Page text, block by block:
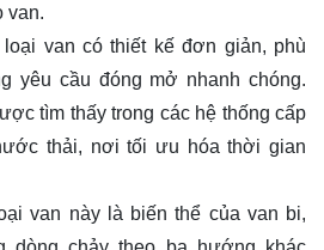
van.
van có thiết kế đơn giản, phù
yêu cầu đóng mở nhanh chóng.
tìm thấy trong các hệ thống cấp
thải, nơi tối ưu hóa thời gian
van này là biến thể của van bi,